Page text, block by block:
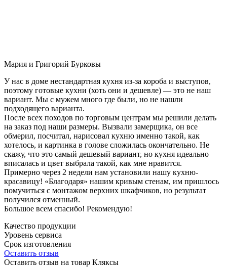
Мария и Григорий Бурковы
У нас в доме нестандартная кухня из-за короба и выступов,
поэтому готовые кухни (хоть они и дешевле) — это не наш
вариант. Мы с мужем много где были, но не нашли
подходящего варианта.
После всех походов по торговым центрам мы решили делать
на заказ под наши размеры. Вызвали замерщика, он все
обмерил, посчитал, нарисовал кухню именно такой, как
хотелось, и картинка в голове сложилась окончательно. Не
скажу, что это самый дешевый вариант, но кухня идеально
вписалась и цвет выбрала такой, как мне нравится.
Примерно через 2 недели нам установили нашу кухню-
красавицу! «Благодаря» нашим кривым стенам, им пришлось
помучиться с монтажом верхних шкафчиков, но результат
получился отменный.
Большое всем спасибо! Рекомендую!
Качество продукции
Уровень сервиса
Срок изготовления
Оставить отзыв
Оставить отзыв на товар Кляксы